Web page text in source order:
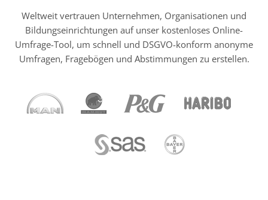
Weltweit vertrauen Unternehmen, Organisationen und
Bildungseinrichtungen auf unser kostenloses Online-
Umfrage-Tool, um schnell und DSGVO-konform anonyme
Umfragen, Fragebögen und Abstimmungen zu erstellen.